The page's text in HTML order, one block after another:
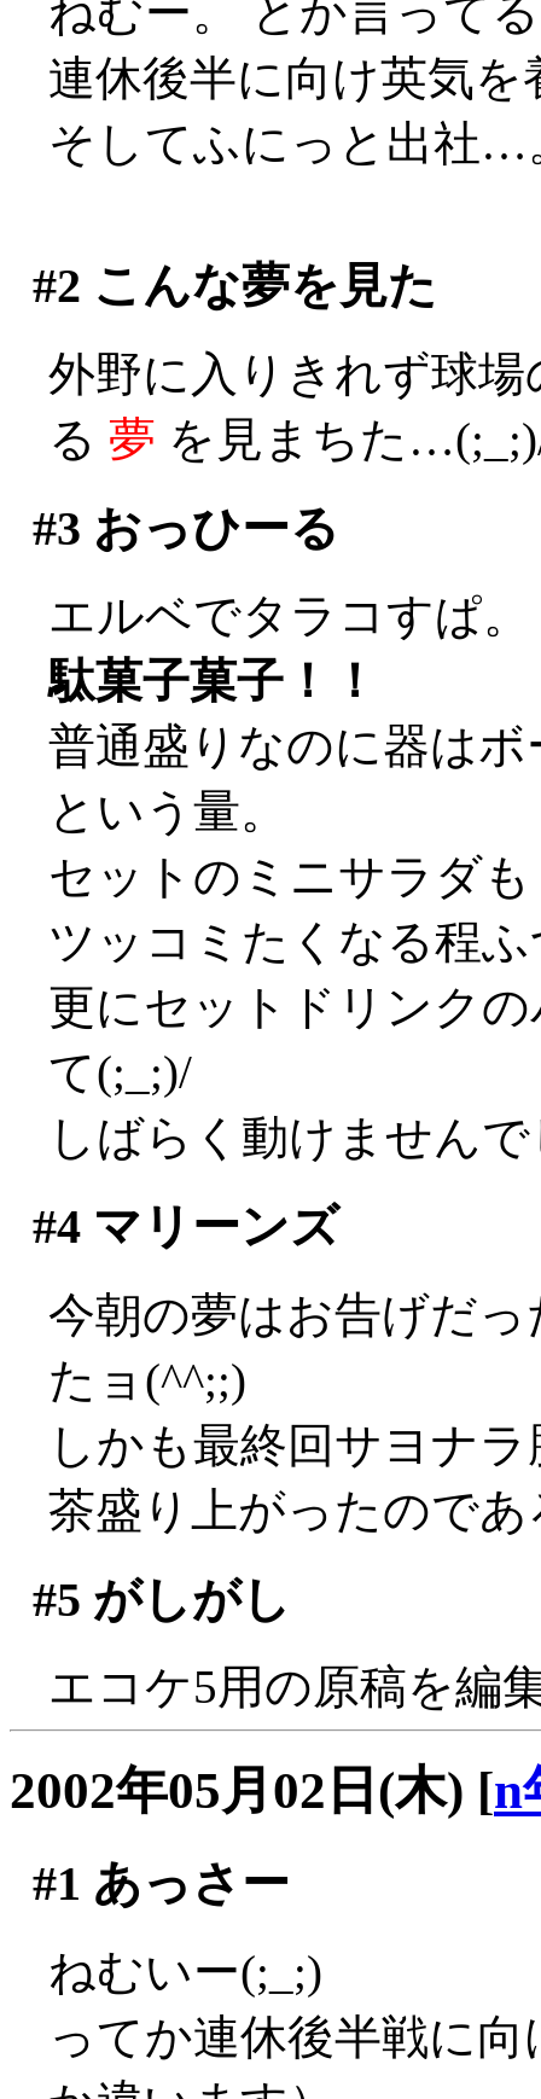
ねむー。 とか言って
連休後半に向け英気
そしてふにっと出社…
#2 こんな夢を見た
外野に入りきれず球
る 夢 を見まちた
#3 おっひーる
エルベでタラコすぱ。
駄菓子菓子！！
普通盛りなのに器は
という量。
セットのミニサラダ
ツッコミたくなる程
更にセットドリンク
て(;_;)/
しばらく動けません
#4マリーンズ
今朝の夢はお告げだ
たョ(^^;;)
しかも最終回サヨナ
茶盛り上がったので
#5 がしがし
エコケ5用の原稿を編
2002年05月02日(木) [n
#1 あっさー
ねむいー(;_;)
ってか連休後半戦に